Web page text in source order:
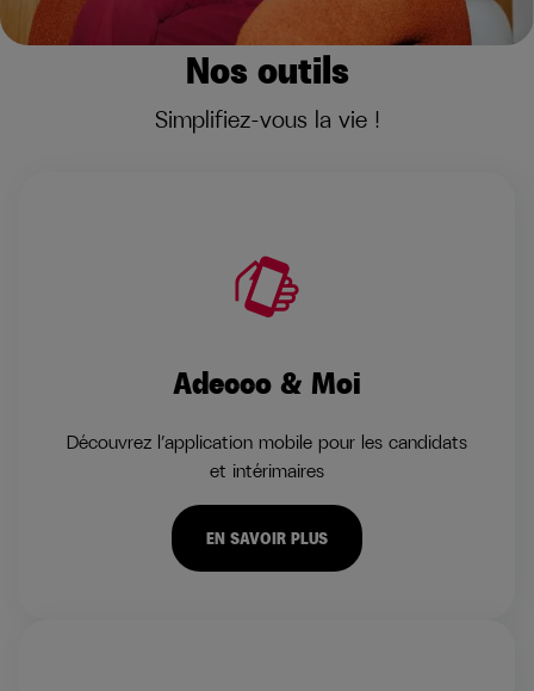
Nos outils
Simplifiez-vous la vie !
Adecco & Moi
Découvrez l’application mobile pour les candidats
et intérimaires
EN SAVOIR PLUS